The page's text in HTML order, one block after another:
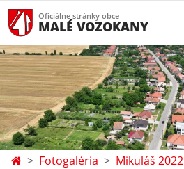
Oficiálne stránky obce
MALÉ VOZOKANY
Fotogaléria Mikuláš 2022